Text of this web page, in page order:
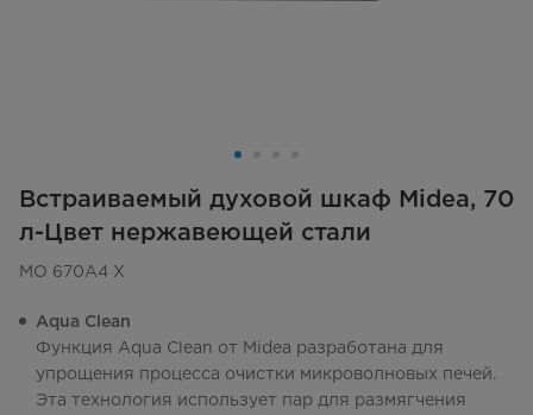
Встраиваемый духовой шкаф Midea, 70
л-Цвет нержавеющей стали
MO 670A4 X
Aqua Clean
Функция Aqua Clean от Midea разработана для
упрощения процесса очистки микроволновых печей.
Эта технология использует пар для размягчения